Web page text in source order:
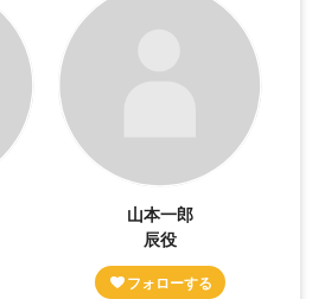
山本一郎
辰役